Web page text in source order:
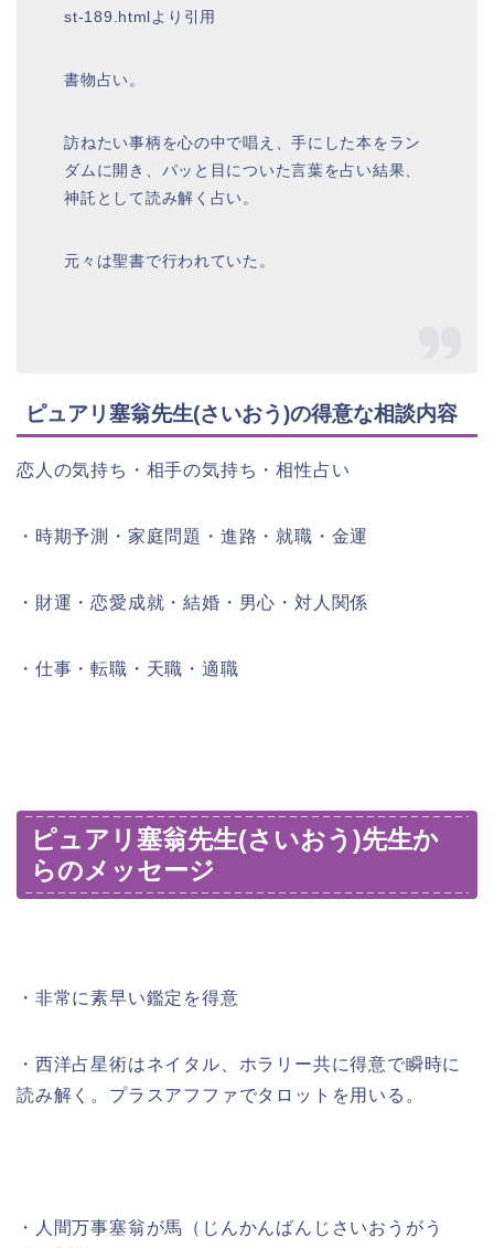
st-189.htmlより引用
書物占い。
訪ねたい事柄を心の中で唱え、手にした本をラン
ダムに開き、パッと目についた言葉を占い結果、
神託として読み解く占い。
元々は聖書で行われていた。
ピュアリ塞翁先生(さいおう)の得意な相談内容
恋人の気持ち・相手の気持ち・相性占い
・時期予測・家庭問題・進路・就職・金運
・財運・恋愛成就・結婚・男心・対人関係
・仕事・転職・天職・適職
ピュアリ塞翁先生(さいおう)先生か
らのメッセージ
・非常に素早い鑑定を得意
・西洋占星術はネイタル、ホラリー共に得意で瞬時に
読み解く。プラスアフファでタロットを用いる。
・人間万事塞翁が馬（じんかんばんじさいおうがう